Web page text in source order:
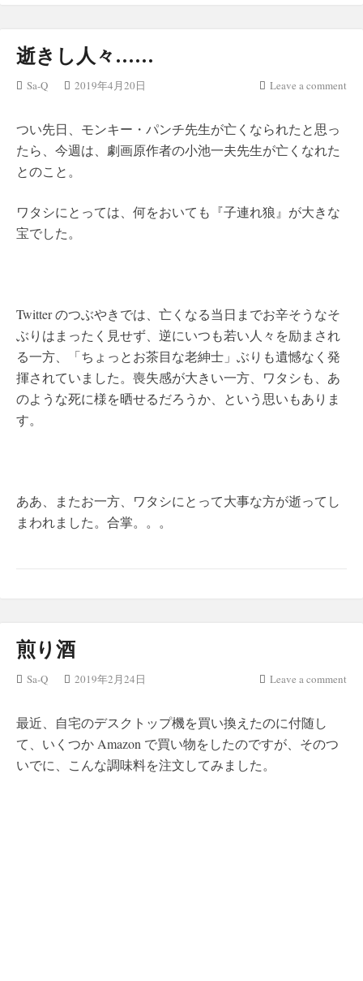
逝きし人々……
Sa-Q 2019年4月20日 Leave a comment
つい先日、モンキー・パンチ先生が亡くなられたと思っ
たら、今週は、劇画原作者の小池一夫先生が亡くなれた
とのこと。
ワタシにとっては、何をおいても『子連れ狼』が大きな
宝でした。
Twitter のつぶやきでは、亡くなる当日までお辛そうなそ
ぶりはまったく見せず、逆にいつも若い人々を励まされ
る一方、「ちょっとお茶目な老紳士」ぶりも遺憾なく発
揮されていました。喪失感が大きい一方、ワタシも、あ
のような死に様を晒せるだろうか、という思いもありま
す。
ああ、またお一方、ワタシにとって大事な方が逝ってし
まわれました。合掌。。。
煎り酒
Sa-Q 2019年2月24日 Leave a comment
最近、自宅のデスクトップ機を買い換えたのに付随し
て、いくつか Amazon で買い物をしたのですが、そのつ
いでに、こんな調味料を注文してみました。